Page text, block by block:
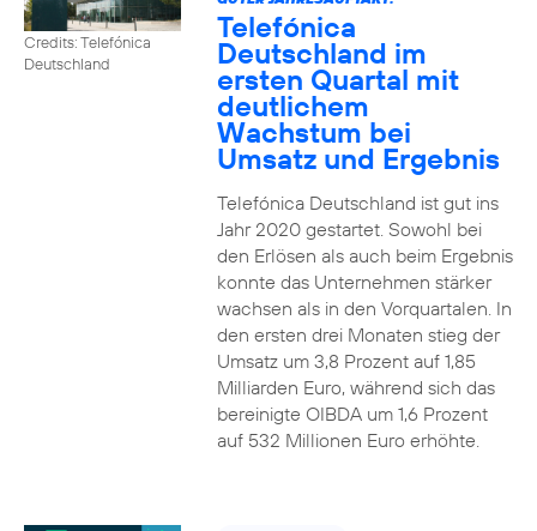
Credits: Telefónica
Deutschland
Telefónica
Deutschland im
ersten Quartal mit
deutlichem
Wachstum bei
Umsatz und Ergebnis
Telefónica Deutschland ist gut ins
Jahr 2020 gestartet. Sowohl bei
den Erlösen als auch beim Ergebnis
konnte das Unternehmen stärker
wachsen als in den Vorquartalen. In
den ersten drei Monaten stieg der
Umsatz um 3,8 Prozent auf 1,85
Milliarden Euro, während sich das
bereinigte OIBDA um 1,6 Prozent
auf 532 Millionen Euro erhöhte.